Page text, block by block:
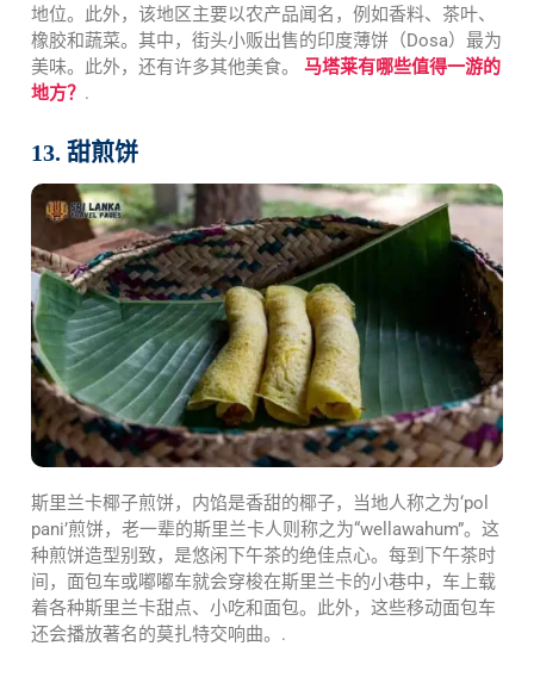
地位。此外，该地区主要以农产品闻名，例如香料、茶叶、
橡胶和蔬菜。其中，街头小贩出售的印度薄饼（Dosa）最为
美味。此外，还有许多其他美食。 马塔莱有哪些值得一游的
地方？ .
13. 甜煎饼
斯里兰卡椰子煎饼，内馅是香甜的椰子，当地人称之为‘pol
pani’煎饼，老一辈的斯里兰卡人则称之为“wellawahum”。这
种煎饼造型别致，是悠闲下午茶的绝佳点心。每到下午茶时
间，面包车或嘟嘟车就会穿梭在斯里兰卡的小巷中，车上载
着各种斯里兰卡甜点、小吃和面包。此外，这些移动面包车
还会播放著名的莫扎特交响曲。.